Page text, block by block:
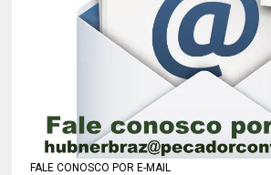
FALE CONOSCO POR E-MAIL